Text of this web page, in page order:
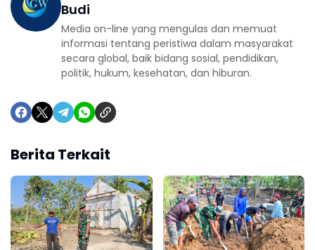
Budi
Media on-line yang mengulas dan memuat
informasi tentang peristiwa dalam masyarakat
secara global, baik bidang sosial, pendidikan,
politik, hukum, kesehatan, dan hiburan.
Berita Terkait